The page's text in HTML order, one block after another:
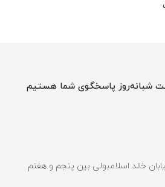
خالد اسلامبولی بین پنجم و هفتم